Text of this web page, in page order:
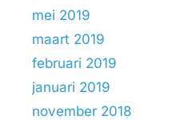
mei 2019
maart 2019
februari 2019
januari 2019
november 2018